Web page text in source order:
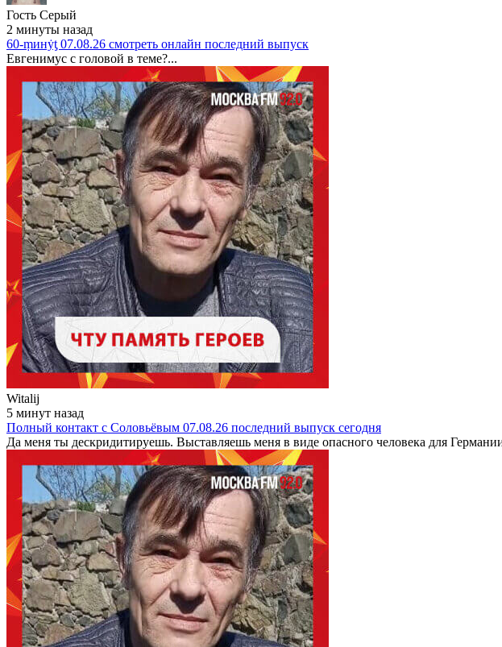
Гость Серый
2 минуты назад
60-ṃинẏƫ 07.08.26 смотреть онлайн последний выпуск
Евгенимус с головой в теме?...
Witalij
5 минут назад
Полный контакт с Соловьёвым 07.08.26 последний выпуск сегодня
Да меня ты дескридитируешь. Выставляешь меня в виде опасного человека для